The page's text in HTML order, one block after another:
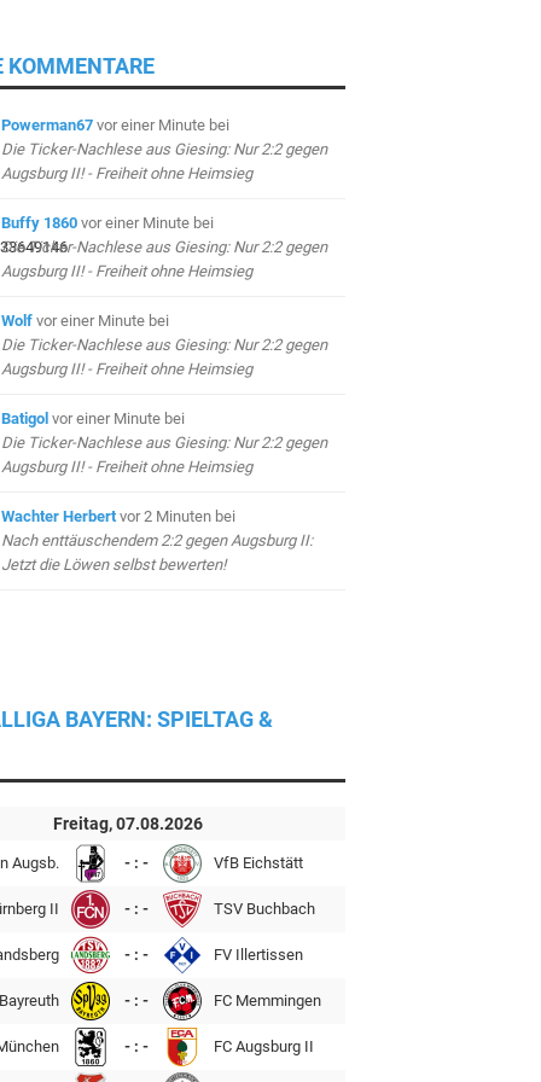
KOMMENTARE
Powerman67 vor einer Minutebei
Die Ticker-Nachlese aus Giesing: Nur 2:2 gegen
Augsburg II! - Freiheit ohne Heimsieg
Buffy 1860 vor einer Minutebei
Die Ticker-Nachlese aus Giesing: Nur 2:2 gegen
Augsburg II! - Freiheit ohne Heimsieg
Wolf vor einer Minutebei
Die Ticker-Nachlese aus Giesing: Nur 2:2 gegen
Augsburg II! - Freiheit ohne Heimsieg
Batigol vor einer Minutebei
Die Ticker-Nachlese aus Giesing: Nur 2:2 gegen
Augsburg II! - Freiheit ohne Heimsieg
Wachter Herbert vor 2 Minuten bei
Nach enttäuschendem 2:2 gegen Augsburg II:
Jetzt die Löwen selbst bewerten!
BAYERN: SPIELTAG &
Freitag, 07.08.2026
Augsb. - : - VfB Eichstätt
II - : - TSV Buchbach
- : - FV Illertissen
- : - FC Memmingen
- : - FC Augsburg II